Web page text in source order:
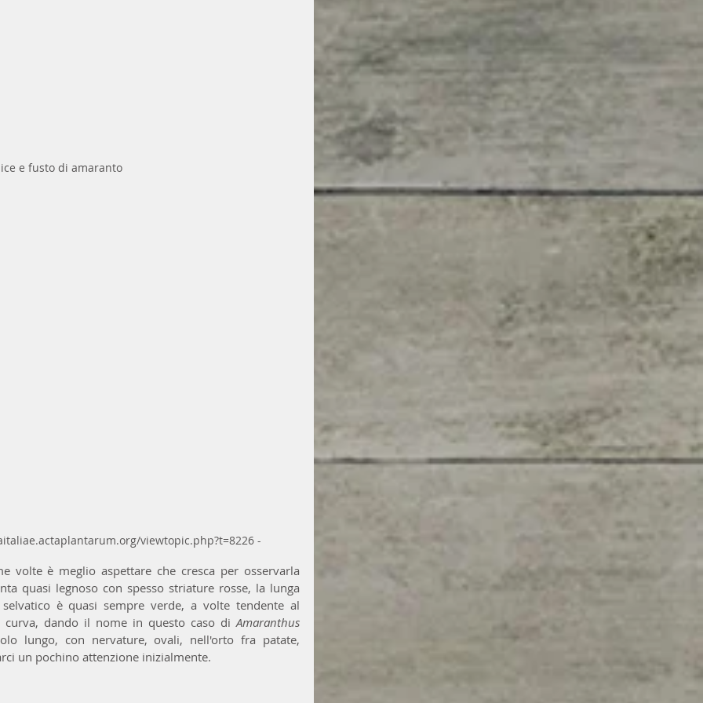
e fusto di amaranto
viewtopic.php?t=8226 -
volte è meglio aspettare che cresca per osservarla
quasi legnoso con spesso striature rosse, la lunga
è quasi sempre verde, a volte tendente al
curva, dando il nome in questo caso di Amaranthus
lungo, con nervature, ovali, nell'orto fra patate,
un pochino attenzione inizialmente.